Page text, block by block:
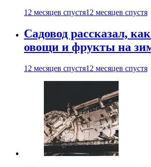
12 месяцев спустя12 месяцев спустя
Садовод рассказал,
овощи и фрукты на
12 месяцев спустя12 месяцев спустя